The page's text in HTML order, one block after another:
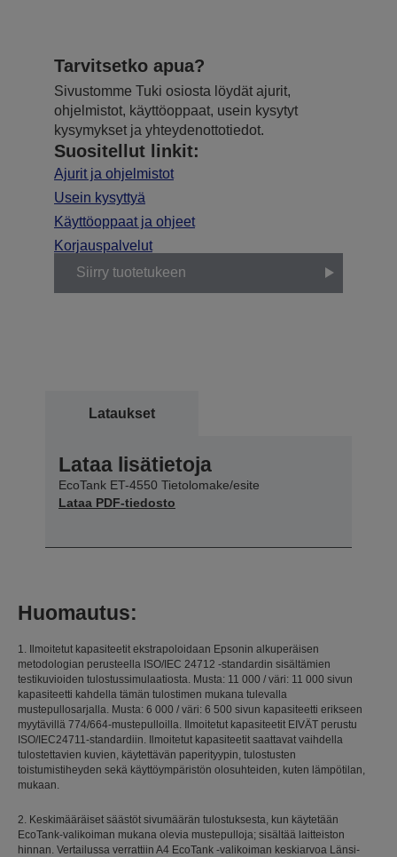
Tarvitsetko apua?
Sivustomme Tuki osiosta löydät ajurit,
ohjelmistot, käyttöoppaat, usein kysytyt
kysymykset ja yhteydenottotiedot.
Suositellut linkit:
Ajurit ja ohjelmistot
Usein kysyttyä
Käyttöoppaat ja ohjeet
Korjauspalvelut
Siirry tuotetukeen
Lataukset
Lataa lisätietoja
EcoTank ET-4550 Tietolomake/esite
Lataa PDF-tiedosto
Huomautus:
1. Ilmoitetut kapasiteetit ekstrapoloidaan Epsonin alkuperäisen
metodologian perusteella ISO/IEC 24712 -standardin sisältämien
testikuvioiden tulostussimulaatiosta. Musta: 11 000 / väri: 11 000 sivun
kapasiteetti kahdella tämän tulostimen mukana tulevalla
mustepullosarjalla. Musta: 6 000 / väri: 6 500 sivun kapasiteetti erikseen
myytävillä 774/664-mustepulloilla. Ilmoitetut kapasiteetit EIVÄT perustu
ISO/IEC24711-standardiin. Ilmoitetut kapasiteetit saattavat vaihdella
tulostettavien kuvien, käytettävän paperityypin, tulostusten
toistumistiheyden sekä käyttöympäristön olosuhteiden, kuten lämpötilan,
mukaan.
2. Keskimääräiset säästöt sivumäärän tulostuksesta, kun käytetään
EcoTank-valikoiman mukana olevia mustepulloja; sisältää laitteiston
hinnan. Vertailussa verrattiin A4 EcoTank -valikoiman keskiarvoa Länsi-